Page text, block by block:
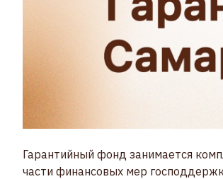
Гарантийный фонд занимается
части финансовых мер